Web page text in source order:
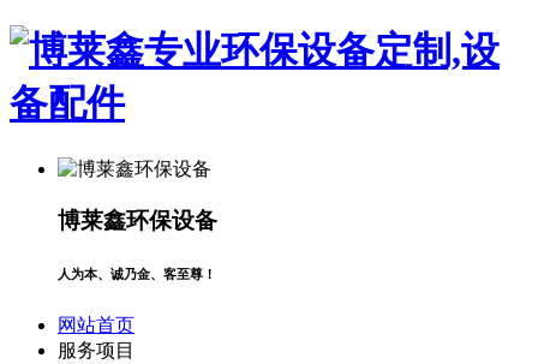
博莱鑫环保设备
人为本、诚乃金、客至尊！
网站首页
服务项目